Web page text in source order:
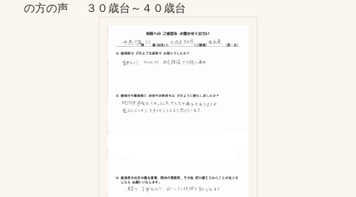
の方の声 ３０歳台～４０歳台